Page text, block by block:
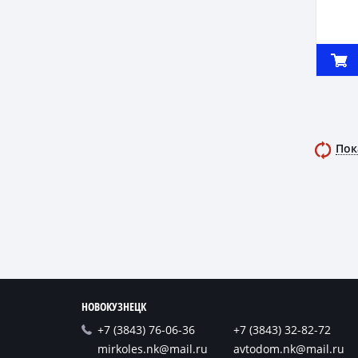
НОВОКУЗНЕЦК
+7 (3843) 76-06-36
+7 (3843) 32-82-72
mirkoles.nk@mail.ru
avtodom.nk@mail.ru